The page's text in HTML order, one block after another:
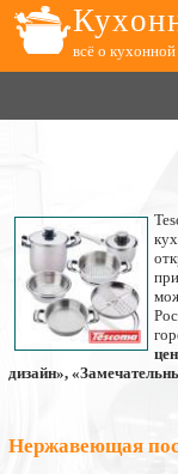
всё о
дизайн»,
Нержавеющая